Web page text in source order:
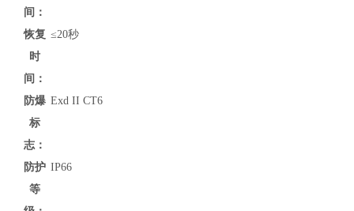
间：
恢复
时
间：
≤20秒
防爆
标
志：
Exd II CT6
防护
等
IP66